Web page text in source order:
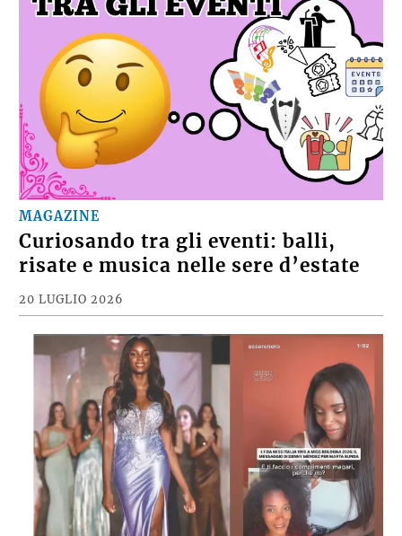
MAGAZINE
Curiosando tra gli eventi: balli,
risate e musica nelle sere d’estate
20 LUGLIO 2026